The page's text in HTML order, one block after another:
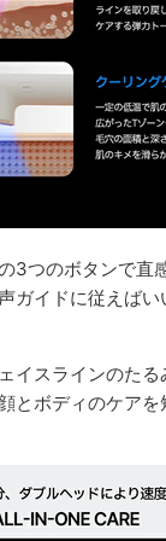
3つのボタンで直
ガイドに従えばい
イスラインのた
とボディのケア